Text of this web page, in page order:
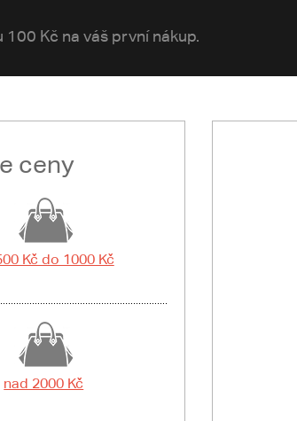
Kč na váš první nákup.
ceny
Kč do 1000 Kč
nad 2000 Kč